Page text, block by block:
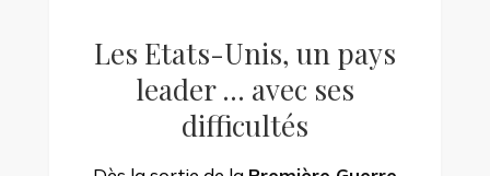
Les Etats-Unis, un pays
leader … avec ses
difficultés